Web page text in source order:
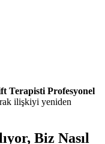
Terapisti Profesyonel
ilişkiyi yeniden
Biz Nasıl